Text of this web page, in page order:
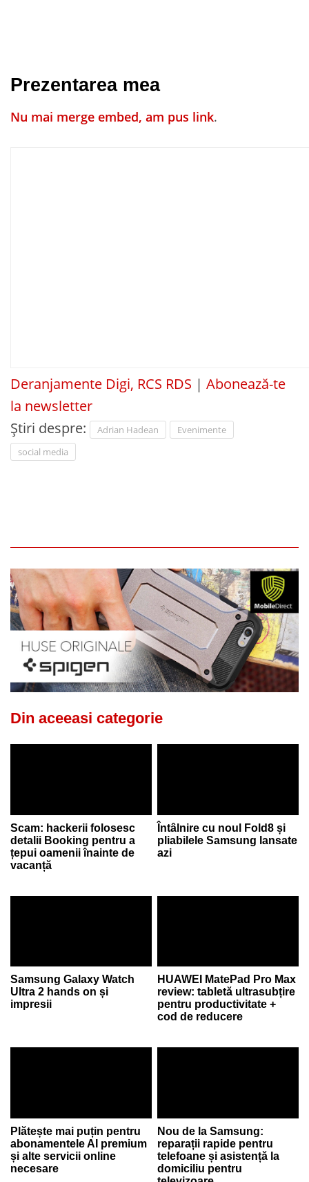
Prezentarea mea
Nu mai merge embed, am pus link.
Deranjamente Digi, RCS RDS | Abonează-te
la newsletter
Știri despre:
Adrian Hadean
Evenimente
social media
Din aceeasi categorie
Scam: hackerii folosesc
detalii Booking pentru a
țepui oamenii înainte de
vacanță
Întâlnire cu noul Fold8 și
pliabilele Samsung lansate
azi
Samsung Galaxy Watch
Ultra 2 hands on și
impresii
HUAWEI MatePad Pro Max
review: tabletă ultrasubțire
pentru productivitate +
cod de reducere
Plătește mai puțin pentru
abonamentele AI premium
și alte servicii online
necesare
Nou de la Samsung:
reparații rapide pentru
telefoane și asistență la
domiciliu pentru